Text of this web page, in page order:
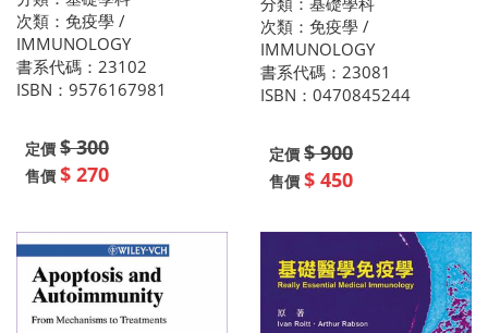
次類：免疫學 /
IMMUNOLOGY
書系代碼：23102
ISBN：9576167981
定價 $ 300
售價 $ 270
次類：免疫學 /
IMMUNOLOGY
書系代碼：23081
ISBN：0470845244
定價 $ 900
售價 $ 450